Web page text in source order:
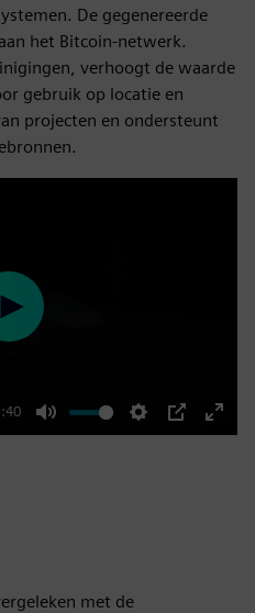
De gegenereerde
het Bitcoin-netwerk.
verhoogt de waarde
gebruik op locatie en
projecten en ondersteunt
Mute Settings
PIP
Enter
Play
met de